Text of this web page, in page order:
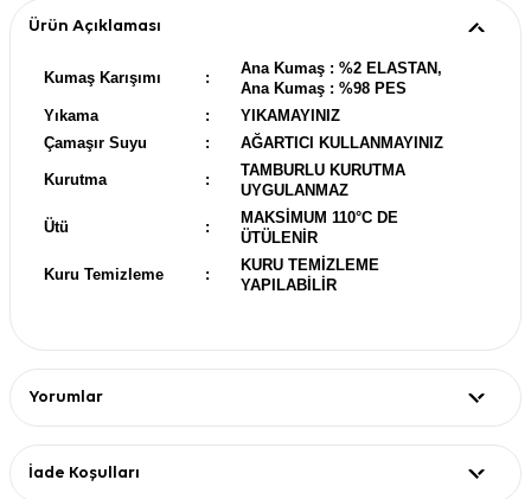
Ürün Açıklaması
Kumaş Karışımı :
Ana Kumaş : %2 ELASTAN,
Ana Kumaş : %98 PES
Yıkama
:
YIKAMAYINIZ
Çamaşır Suyu
: AĞARTICI KULLANMAYINIZ
Kurutma :
TAMBURLU KURUTMA
UYGULANMAZ
Ütü :
MAKSİMUM 110°C DE
ÜTÜLENİR
Kuru Temizleme :
KURU TEMİZLEME
YAPILABİLİR
Yorumlar
İade Koşulları